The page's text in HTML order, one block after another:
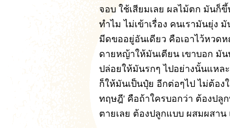
จอบ ใช้เสียมเลย ผลไม้ตก มันก็
ทำไม ไม่เข้าเรื่อง คนเรามันยุ่ง
มีดขออยู่อันเดียว คือเอาไว้หวด
ดายหญ้าให้มันเตียน เขาบอก มั
ปล่อยให้มันรกๆ ไปอย่างนั้นแหล
ก็ให้มันเป็นปุ๋ย อีกต่อๆไป ไม่ต้อง
ทฤษฎี' คือถ้าใครบอกว่า ต้องปลู
ตายเลย ต้องปลูกแบบ ผสมผสาน